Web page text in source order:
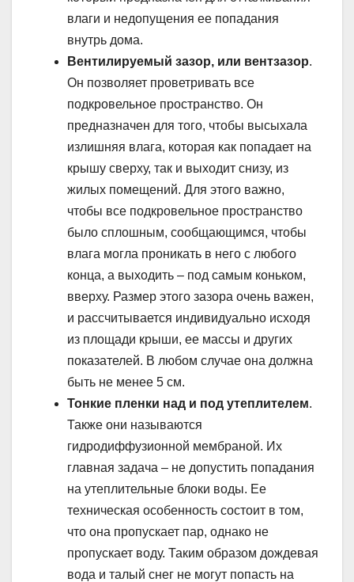
влаги и недопущения ее попадания
внутрь дома.
Вентилируемый зазор, или вентзазор.
Он позволяет проветривать все
подкровельное пространство. Он
предназначен для того, чтобы высыхала
излишняя влага, которая как попадает на
крышу сверху, так и выходит снизу, из
жилых помещений. Для этого важно,
чтобы все подкровельное пространство
было сплошным, сообщающимся, чтобы
влага могла проникать в него с любого
конца, а выходить – под самым коньком,
вверху. Размер этого зазора очень важен,
и рассчитывается индивидуально исходя
из площади крыши, ее массы и других
показателей. В любом случае она должна
быть не менее 5 см.
Тонкие пленки над и под утеплителем.
Также они называются
гидродиффузионной мембраной. Их
главная задача – не допустить попадания
на утеплительные блоки воды. Ее
техническая особенность состоит в том,
что она пропускает пар, однако не
пропускает воду. Таким образом дождевая
вода и талый снег не могут попасть на